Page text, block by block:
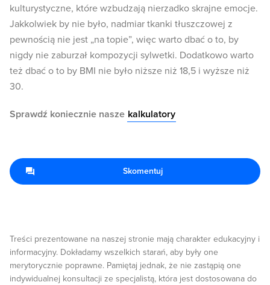
kulturystyczne, które wzbudzają nierzadko skrajne emocje.
Jakkolwiek by nie było, nadmiar tkanki tłuszczowej z
pewnością nie jest „na topie”, więc warto dbać o to, by
nigdy nie zaburzał kompozycji sylwetki. Dodatkowo warto
też dbać o to by BMI nie było niższe niż 18,5 i wyższe niż
30.
Sprawdź koniecznie nasze kalkulatory
Treści prezentowane na naszej stronie mają charakter edukacyjny i
informacyjny. Dokładamy wszelkich starań, aby były one
merytorycznie poprawne. Pamiętaj jednak, że nie zastąpią one
indywidualnej konsultacji ze specjalistą, która jest dostosowana do
Skomentuj